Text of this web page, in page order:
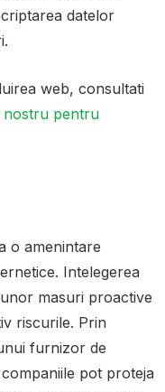
datelor
web, consultati
nostru pentru
o amenintare
Intelegerea
masuri proactive
riscurile. Prin
furnizor de
pot proteja